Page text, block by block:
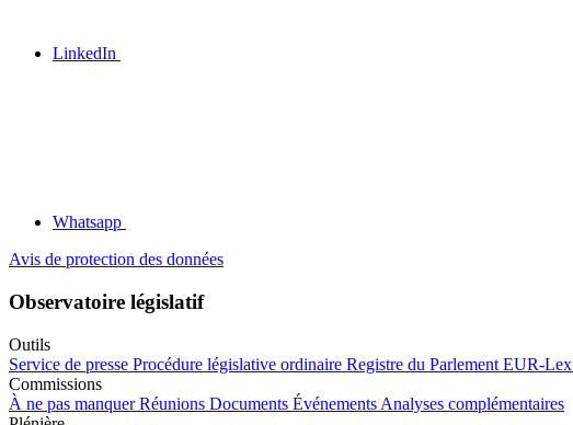
LinkedIn
Whatsapp
Avis de protection des données
Observatoire législatif
Outils
Service de presse Procédure législative ordinaire Registre du Parlement EUR-Lex
Commissions
À ne pas manquer Réunions Documents Événements Analyses complémentaires